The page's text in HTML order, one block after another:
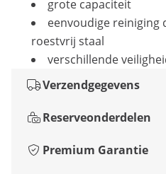
grote capaciteit
eenvoudige reiniging
roestvrij staal
verschillende
Verzendgegevens
Reserveonderdelen
Premium Garantie